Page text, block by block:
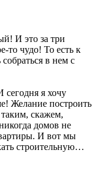
И это за три
то чудо! То есть к
в нем с
я хочу
Желание построить
скажем,
домов не
И вот мы
строительную…